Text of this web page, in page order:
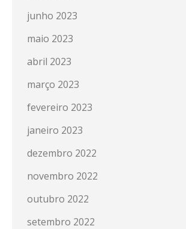
junho 2023
maio 2023
abril 2023
março 2023
fevereiro 2023
janeiro 2023
dezembro 2022
novembro 2022
outubro 2022
setembro 2022